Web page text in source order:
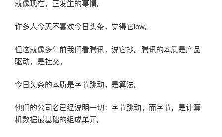
就像现在，正发生的事情。
许多人今天不喜欢今日头条，觉得它low。
但这就像多年前我们看腾讯，说它抄。腾讯的本质是产品
驱动，是社交。
今日头条的本质是字节跳动，是算法。
他们的公司名已经说明一切：字节跳动。而字节，是计算
机数据最基础的组成单元。